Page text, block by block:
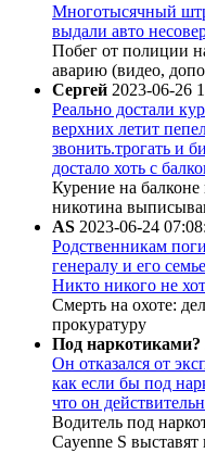
Многотысячный
выдали авто
Побег от полиции
аварию (видео,
Сергей 2023-06-26
Реально достали
верхних летит
звонить.трогать и
достало хоть с
Курение на
никотина
AS 2023-06-24
Родственникам
генералу и его
Никто никого не
Смерть на охоте:
прокуратуру
Под наркотиками?
Он отказался от
как если бы под
что он
Водитель под
Cayenne S выставят